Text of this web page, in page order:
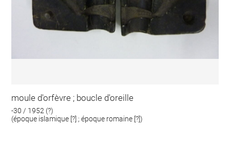
moule d'orfèvre ; boucle d'oreille
-30 / 1952 (?)
(époque islamique [?] ; époque romaine [?])